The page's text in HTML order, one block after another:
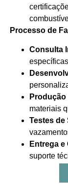
Processo de
Consulta
materiais
Testes de
Entrega
suporte